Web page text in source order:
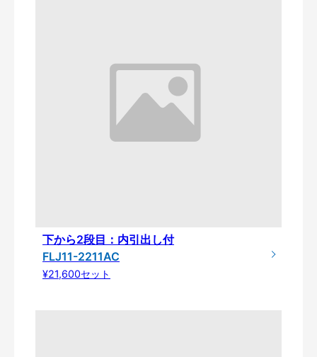
下から2段目：内引出し付
FLJ11-2211AC
¥21,600セット